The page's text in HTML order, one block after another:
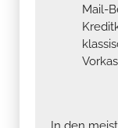
Mail-